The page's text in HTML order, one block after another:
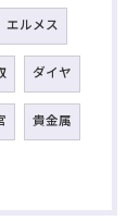
エルメス
ダイヤ
貴金属